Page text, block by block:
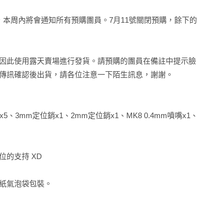
周內將會通知所有預購團員。7月11號關閉預購，餘下的
此使用露天賣場進行發貨。請預購的團員在備註中提示臉
訊確認後出貨，請各位注意一下陌生訊息，謝謝。
、3mm定位銷x1、2mm定位銷x1、MK8 0.4mm噴嘴x1、
的支持 XD
氣泡袋包裝。